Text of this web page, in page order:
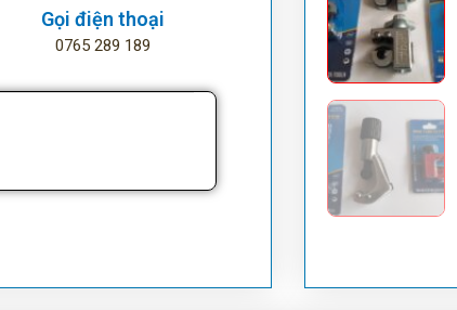
Gọi điện thoại
0765 289 189